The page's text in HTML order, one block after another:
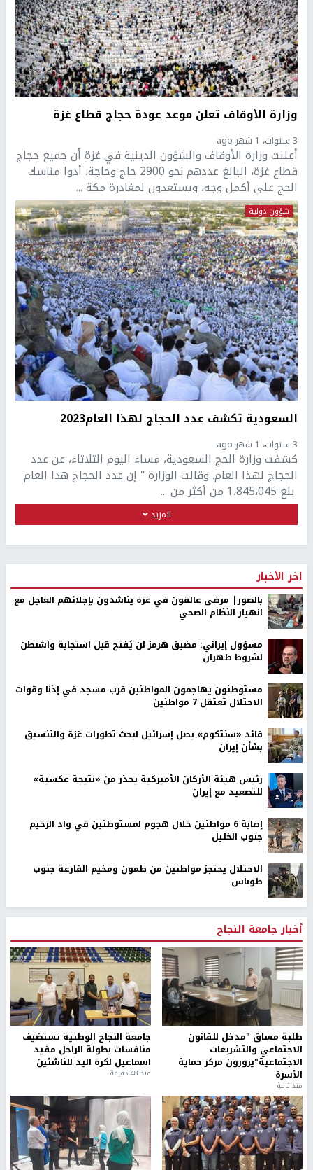
وزارة الأوقاف تعلن موعد عودة حجاج قطاع غزة
3 سنوات، 1 شهر ago
أعلنت وزارة الأوقاف والشؤون الدينية في غزة أن جميع حجاج
قطاع غزة، البالغ عددهم نحو 2900 حاج وحاجة، أدوا مناسك
الحج على أكمل وجه، ويستعدون لمغادرة مكة ...
شؤون دولية
السعودية تكشف عدد الحجاج لهذا العام2023
3 سنوات، 1 شهر ago
كشفت وزارة الحج السعودية، مساء اليوم الثلاثاء، عن عدد
الحجاج لهذا العام. وقالت الوزارة " إن عدد الحجاج هذا العام
بلغ 1،845،045 من أكثر من ...
المزيد
اخر الأخبار
بالصور| مرضى عالقون في غزة يناشدون بإجلائهم العاجل مع
انهيار النظام الصحي
مسؤول إيراني: مضيق هرمز لن يُفتح قبل استجابة واشنطن
لشروط طهران
مستوطنون يهاجمون المواطنين قرب مسجد في إذنا وقوات
الاحتلال تعتقل 7 مواطنين
قائد «سنتكوم» يصل إسرائيل لبحث تطورات غزة والتنسيق
بشأن إيران
رئيس هيئة الأركان الأميركية يحذر من «نتيجة عكسية»
للتصعيد مع إيران
إصابة 6 مواطنين خلال هجوم لمستوطنين في واد الرخيم
جنوب الخليل
الاحتلال يحتجز مواطنين من طمون ومخيم الفارعة جنوب
طوباس
أخبار جامعة النجاح
طلبة مساق "مدخل للقانون
الاجتماعي والتشريعات
الاجتماعية"يزورون مركز حماية
الأسرة
منذ ثانية
جامعة النجاح الوطنية تستضيف
منافسات بطولة الراحل مفيد
اسماعيل لكرة اليد للناشئين
منذ 48 دقيقة